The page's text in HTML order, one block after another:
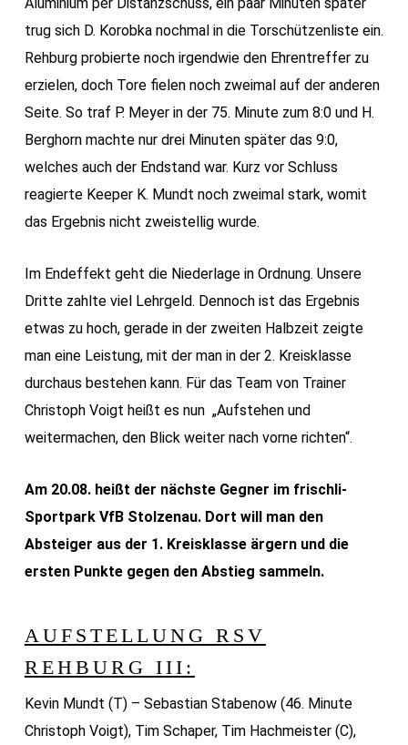
trug sich D. Korobka nochmal in die Torschützenliste ein.
Rehburg probierte noch irgendwie den Ehrentreffer zu
erzielen, doch Tore fielen noch zweimal auf der anderen
Seite. So traf P. Meyer in der 75. Minute zum 8:0 und H.
Berghorn machte nur drei Minuten später das 9:0,
welches auch der Endstand war. Kurz vor Schluss
reagierte Keeper K. Mundt noch zweimal stark, womit
das Ergebnis nicht zweistellig wurde.
Im Endeffekt geht die Niederlage in Ordnung. Unsere
Dritte zahlte viel Lehrgeld. Dennoch ist das Ergebnis
etwas zu hoch, gerade in der zweiten Halbzeit zeigte
man eine Leistung, mit der man in der 2. Kreisklasse
durchaus bestehen kann. Für das Team von Trainer
Christoph Voigt heißt es nun „Aufstehen und
weitermachen, den Blick weiter nach vorne richten“.
Am 20.08. heißt der nächste Gegner im frischli-
Sportpark VfB Stolzenau. Dort will man den
Absteiger aus der 1. Kreisklasse ärgern und die
ersten Punkte gegen den Abstieg sammeln.
AUFSTELLUNG RSV
REHBURG III:
Kevin Mundt (T) – Sebastian Stabenow (46. Minute
Christoph Voigt), Tim Schaper, Tim Hachmeister (C),